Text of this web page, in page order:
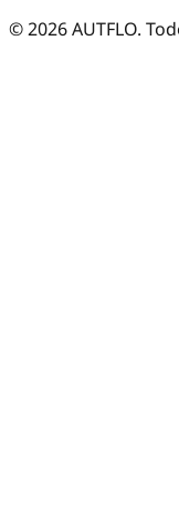
©2026AUTFLO.